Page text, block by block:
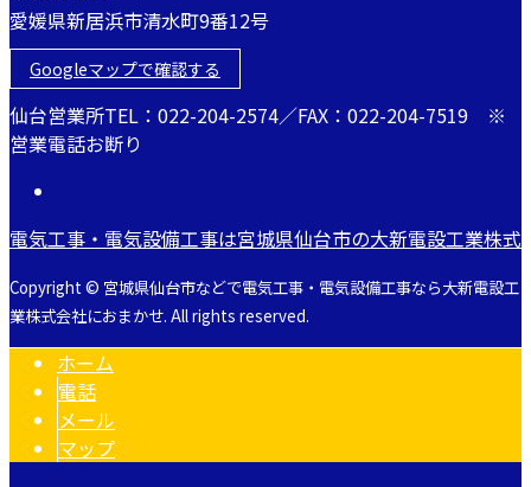
愛媛県新居浜市清水町9番12号
Googleマップで確認する
仙台営業所TEL：022-204-2574／FAX：022-204-7519 ※
営業電話お断り
電気工事・電気設備工事は宮城県仙台市の大新電設工業株式
Copyright © 宮城県仙台市などで電気工事・電気設備工事なら大新電設工
業株式会社におまかせ. All rights reserved.
ホーム
電話
メール
マップ